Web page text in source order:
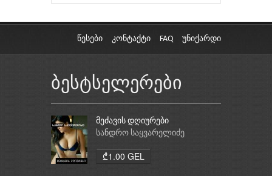
წესები კონტაქტი FAQ უნიქარდი
ბესტსელერები
მეძავის დღიურები
სანდრო საყვარელიძე
₾1.00 GEL